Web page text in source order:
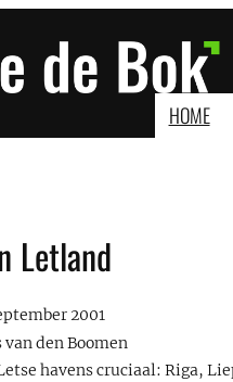
HOME
Letland
2001
van den Boomen
havens cruciaal: Riga,